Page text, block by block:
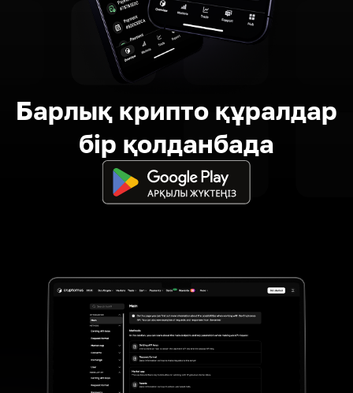
Барлық крипто құралдар
бір қолданбада